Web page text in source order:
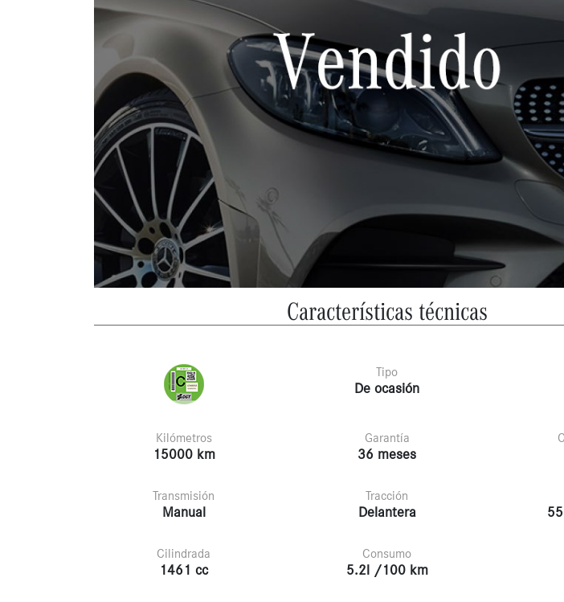
Características técnicas
Tipo
De ocasión
Kilómetros
15000 km
Garantía
36 meses
Transmisión
Manual
Tracción
Delantera
Cilindrada
1461 cc
Consumo
5.2l /100 km